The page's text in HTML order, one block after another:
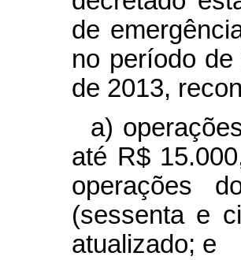
de
no período
de 2013,
a)
até R$
operações
(sessenta e
atualizado; e